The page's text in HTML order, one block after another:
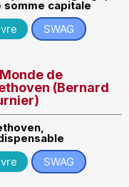
somme capitale
SWAG
de
(Bernard
SWAG